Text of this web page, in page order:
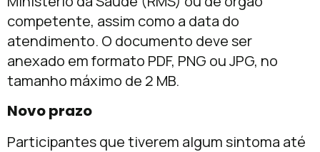
competente, assim como a data do
atendimento. O documento deve ser
anexado em formato PDF, PNG ou JPG, no
tamanho máximo de 2 MB.
Novo prazo
Participantes que tiverem algum sintoma até